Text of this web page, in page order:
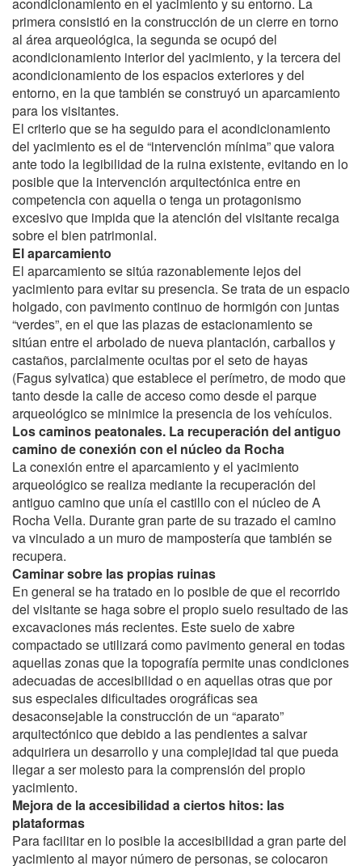
primera consistió en la construcción de un cierre en torno
al área arqueológica, la segunda se ocupó del
acondicionamiento interior del yacimiento, y la tercera del
acondicionamiento de los espacios exteriores y del
entorno, en la que también se construyó un aparcamiento
para los visitantes.
El criterio que se ha seguido para el acondicionamiento
del yacimiento es el de “intervención mínima” que valora
ante todo la legibilidad de la ruina existente, evitando en lo
posible que la intervención arquitectónica entre en
competencia con aquella o tenga un protagonismo
excesivo que impida que la atención del visitante recaiga
sobre el bien patrimonial.
El aparcamiento
El aparcamiento se sitúa razonablemente lejos del
yacimiento para evitar su presencia. Se trata de un espacio
holgado, con pavimento continuo de hormigón con juntas
“verdes”, en el que las plazas de estacionamiento se
sitúan entre el arbolado de nueva plantación, carballos y
castaños, parcialmente ocultas por el seto de hayas
(Fagus sylvatica) que establece el perímetro, de modo que
tanto desde la calle de acceso como desde el parque
arqueológico se minimice la presencia de los vehículos.
Los caminos peatonales. La recuperación del antiguo
camino de conexión con el núcleo da Rocha
La conexión entre el aparcamiento y el yacimiento
arqueológico se realiza mediante la recuperación del
antiguo camino que unía el castillo con el núcleo de A
Rocha Vella. Durante gran parte de su trazado el camino
va vinculado a un muro de mampostería que también se
recupera.
Caminar sobre las propias ruinas
En general se ha tratado en lo posible de que el recorrido
del visitante se haga sobre el propio suelo resultado de las
excavaciones más recientes. Este suelo de xabre
compactado se utilizará como pavimento general en todas
aquellas zonas que la topografía permite unas condiciones
adecuadas de accesibilidad o en aquellas otras que por
sus especiales dificultades orográficas sea
desaconsejable la construcción de un “aparato”
arquitectónico que debido a las pendientes a salvar
adquiriera un desarrollo y una complejidad tal que pueda
llegar a ser molesto para la comprensión del propio
yacimiento.
Mejora de la accesibilidad a ciertos hitos: las
plataformas
Para facilitar en lo posible la accesibilidad a gran parte del
yacimiento al mayor número de personas, se colocaron